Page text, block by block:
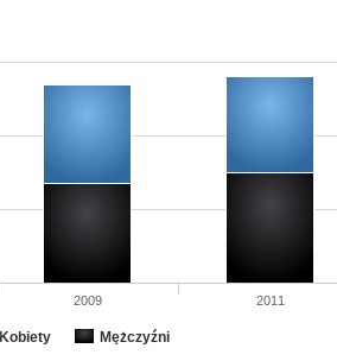
Kobiety Mężczyźni
2009 2011